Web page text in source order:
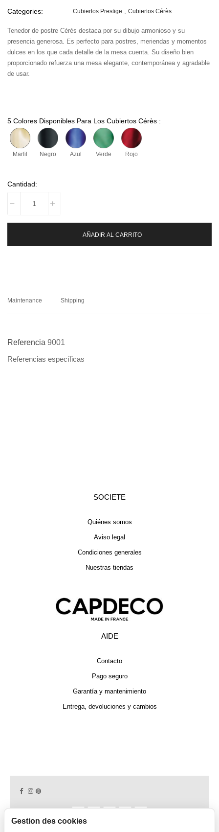
Categories: Cubiertos Prestige Cubiertos Cérès
Tenedor de postre Cérès destaca por su dibujo armonioso y su
presencia generosa. Es perfecto para postres, meriendas y momentos
dulces en los que cada detalle de la mesa cuenta. Su diseño bien
proporcionado refuerza una mesa elegante, contemporánea y agradable
de usar.
5 Colores Disponibles Para Los Cubiertos Cérès :
Marfil Negro Azul Verde Rojo
Cantidad:
AÑADIR AL CARRITO
Maintenance Shipping
Referencia 9001
Referencias específicas
SOCIETE
Quiénes somos
Aviso legal
Condiciones generales
Nuestras tiendas
AIDE
Contacto
Pago seguro
Garantía y mantenimiento
Entrega, devoluciones y cambios
Gestion des cookies